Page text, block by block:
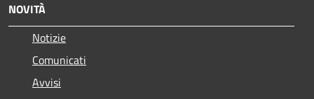
NOVITÀ
Notizie
Comunicati
Avvisi